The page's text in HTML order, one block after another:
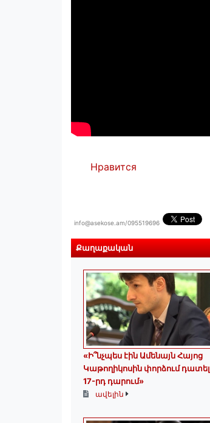
Нравится
info@asekose.am/095519696
Քաղաքական
«Ի՞նչպես էին Ամենայն Հայոց
Կաթողիկոսին փորձում դատել
17-րդ դարում»
ավելին